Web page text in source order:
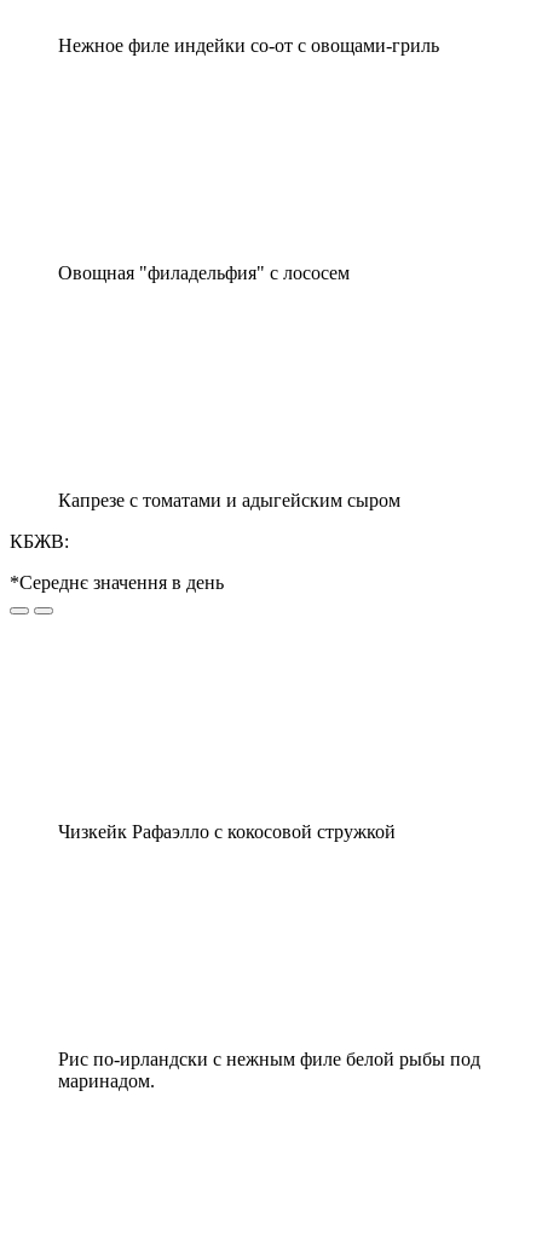
Нежное филе индейки со-от с овощами-гриль
Овощная "филадельфия" с лососем
Капрезе с томатами и адыгейским сыром
КБЖВ:
*Середнє значення в день
Чизкейк Рафаэлло с кокосовой стружкой
Рис по-ирландски с нежным филе белой рыбы под
маринадом.